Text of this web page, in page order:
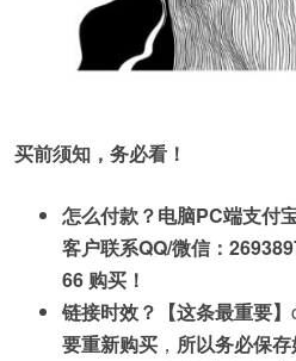
买前须知，务必看！
怎么付款？电脑PC端支付
客户联系QQ/微信：
66 购买！
链接时效？【这条最重要】
要重新购买 ， 所以务必保